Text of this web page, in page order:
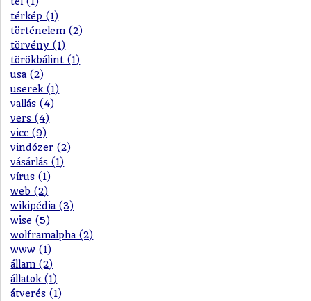
térkép (1)
történelem (2)
törvény (1)
törökbálint (1)
usa (2)
userek (1)
vallás (4)
vers (4)
vicc (9)
vindózer (2)
vásárlás (1)
vírus (1)
web (2)
wikipédia (3)
wise (5)
wolframalpha (2)
www (1)
állam (2)
állatok (1)
átverés (1)